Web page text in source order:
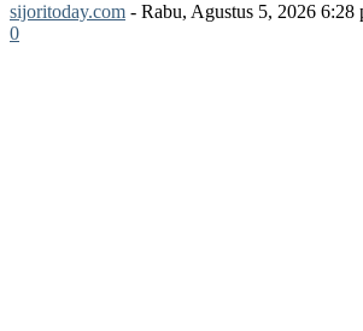
sijoritoday.com - Rabu, Agustus 5, 2026 6:28
0